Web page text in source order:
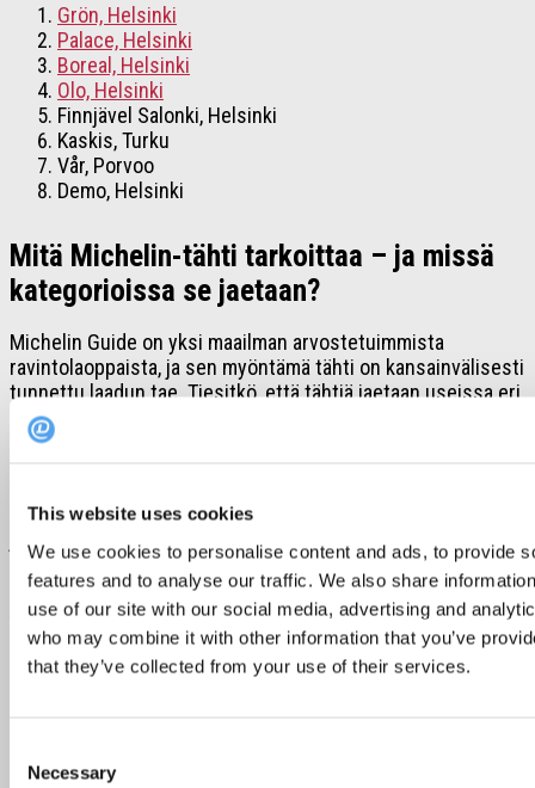
This website uses cookies
We use cookies to personalise content and ads, to provide
features and to analyse our traffic. We also share
use of our site with our social media, advertising and
who may combine it with other information that you’ve
that they’ve collected from your use of their services.
Selection
Necessary
Grön, Helsinki
Palace, Helsinki
Boreal, Helsinki
Olo, Helsinki
Finnjävel Salonki, Helsinki
Kaskis, Turku
Vår, Porvoo
Demo, Helsinki
Mitä Michelin-tähti tarkoittaa – ja missä
kategorioissa se jaetaan?
Michelin Guide on yksi maailman arvostetuimmista
ravintolaoppaista, ja sen myöntämä tähti on kansainvälisesti
tunnettu laadun tae. Tiesitkö, että tähtiä jaetaan useissa eri
luokissa? Tässä lyhyt katsaus:
poikkeuksellisen hyvää – mutta eri tähtien määrä kertoo
jotain olennaista:
Yksi tähti– erittäin hyvä ravintola omassa kategoriassaan
Kaksi tähteä– erinomaista ruokaa, jonka vuoksi kannattaa
tehdä matka
Kolme tähteä– ainutlaatuinen elämys, jonka vuoksi
jotka tarjoavat poikkeuksellisen hyvää ruokaa kohtuulliseen